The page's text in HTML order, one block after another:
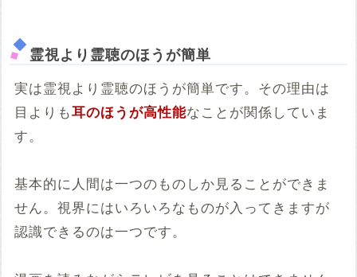
霊視より霊聴のほうが簡単
実は霊視より霊聴のほうが簡単です。その理由は
目よりも耳のほうが高性能なことが関係していま
す。
基本的に人間は一つのものしか見ることができま
せん。視界にはいろいろなものが入ってきますが
認識できるのは一つです。